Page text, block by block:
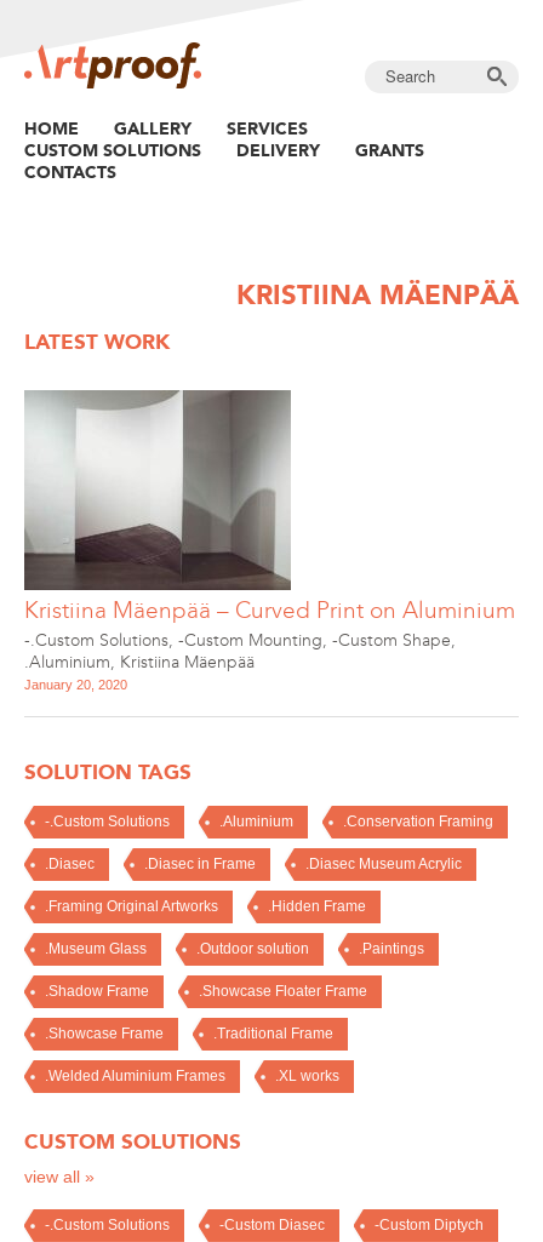
HOME GALLERY
SERVICES
CUSTOM SOLUTIONS
DELIVERY
GRANTS
CONTACTS
KRISTIINA MÄENPÄÄ
LATEST WORK
Kristiina Mäenpää – Curved Print on Aluminium
-.Custom Solutions, -Custom Mounting, -Custom Shape,
.Aluminium, Kristiina Mäenpää
January 20, 2020
SOLUTION TAGS
-.Custom Solutions .Aluminium .Conservation Framing
.Diasec .Diasec in Frame .Diasec Museum Acrylic
.Framing Original Artworks .Hidden Frame
.Museum Glass .Outdoor solution .Paintings
.Shadow Frame .Showcase Floater Frame
.Showcase Frame .Traditional Frame
.Welded Aluminium Frames .XL works
CUSTOM SOLUTIONS
view all »
-.Custom Solutions -Custom Diasec -Custom Diptych